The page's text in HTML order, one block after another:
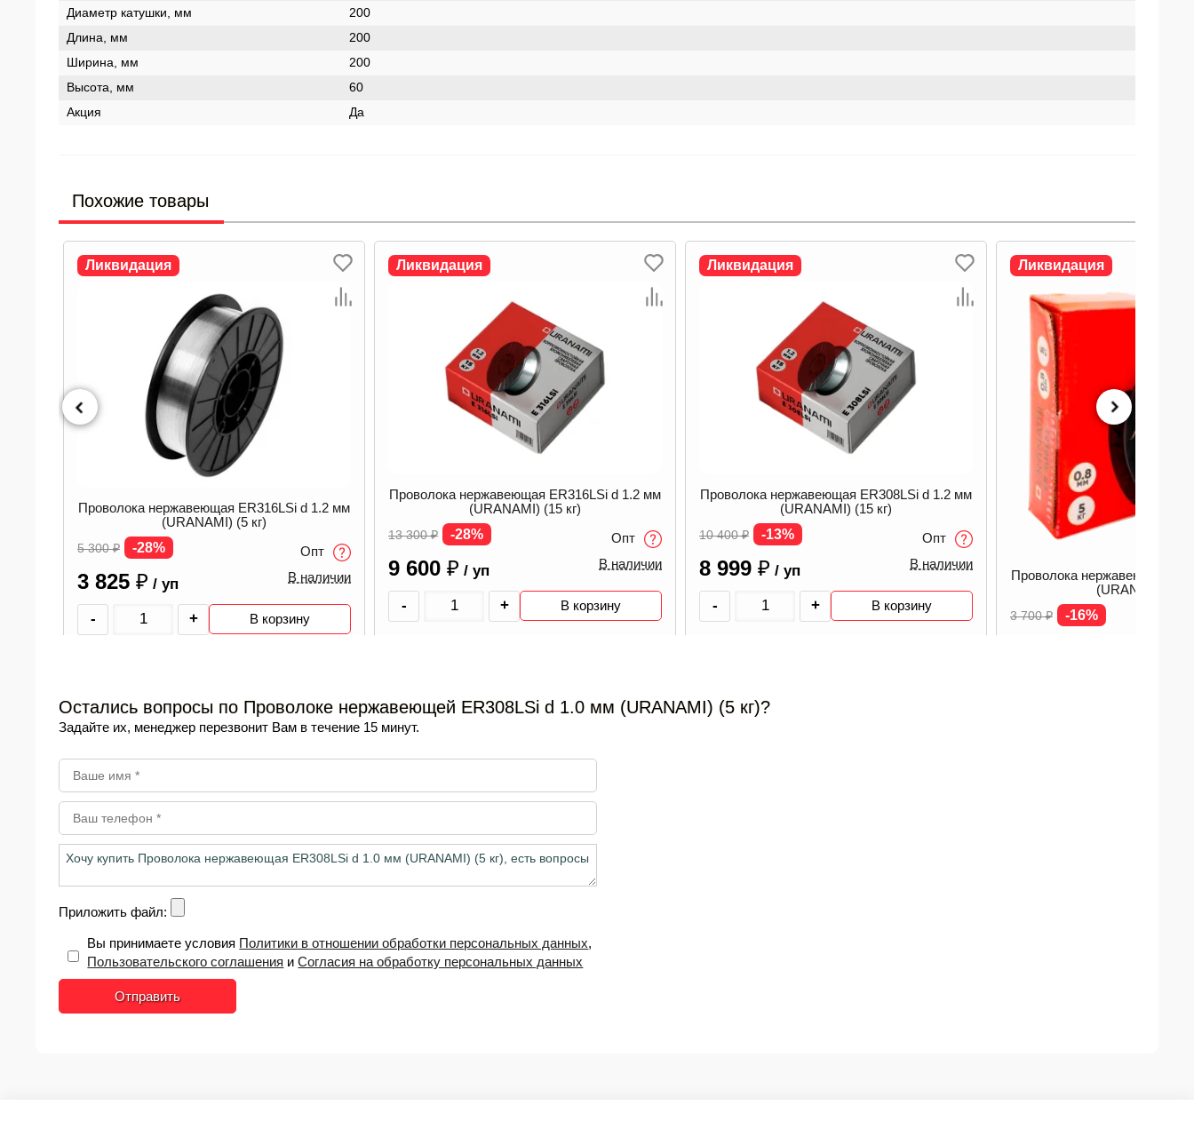
Диаметр катушки, мм
200
Длина, мм
200
Ширина, мм
200
Высота, мм
60
Акция
Да
Похожие товары
Ликвидация
Проволока нержавеющая ER316LSi d 1.2 мм
(URANAMI) (5 кг)
5 300₽ -28%
3 825 ₽ / уп
Опт
В наличии
- + В корзину
Ликвидация
Проволока нержавеющая ER316LSi d 1.2 мм
(URANAMI) (15 кг)
13 300₽ -28%
9 600 ₽ / уп
Опт
В наличии
- + В корзину
Ликвидация
Проволока нержавеющая ER308LSi d 1.2 мм
(URANAMI) (15 кг)
10 400₽ -13%
8 999 ₽ / уп
Опт
В наличии
- + В корзину
Ликвидация
Проволока нержавеющая
(URANAMI)
3 700₽ -16%
Остались вопросы по Проволоке нержавеющей ER308LSi d 1.0 мм (URANAMI) (5 кг)?
Задайте их, менеджер перезвонит Вам в течение 15 минут.
Приложить файл:
Вы принимаете условия Политики в отношении обработки персональных данных,
Пользовательского соглашения иСогласия на обработку персональных данных
Отправить